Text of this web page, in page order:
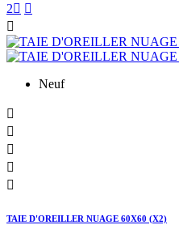
2 

Neuf





TAIE D'OREILLER NUAGE 60X60 (X2)